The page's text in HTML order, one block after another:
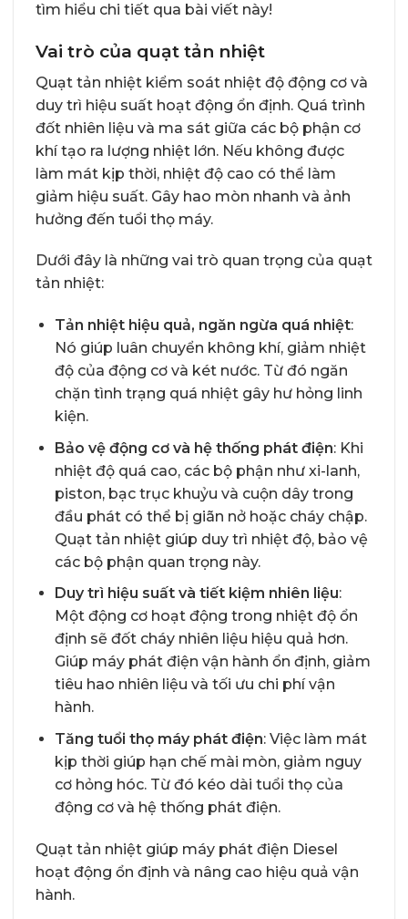
tìm hiểu chi tiết qua bài viết này!
Vai trò của quạt tản nhiệt
Quạt tản nhiệt kiểm soát nhiệt độ động cơ và
duy trì hiệu suất hoạt động ổn định. Quá trình
đốt nhiên liệu và ma sát giữa các bộ phận cơ
khí tạo ra lượng nhiệt lớn. Nếu không được
làm mát kịp thời, nhiệt độ cao có thể làm
giảm hiệu suất. Gây hao mòn nhanh và ảnh
hưởng đến tuổi thọ máy.
Dưới đây là những vai trò quan trọng của quạt
tản nhiệt:
Tản nhiệt hiệu quả, ngăn ngừa quá nhiệt:
Nó giúp luân chuyển không khí, giảm nhiệt
độ của động cơ và két nước. Từ đó ngăn
chặn tình trạng quá nhiệt gây hư hỏng linh
kiện.
Bảo vệ động cơ và hệ thống phát điện: Khi
nhiệt độ quá cao, các bộ phận như xi-lanh,
piston, bạc trục khuỷu và cuộn dây trong
đầu phát có thể bị giãn nở hoặc cháy chập.
Quạt tản nhiệt giúp duy trì nhiệt độ, bảo vệ
các bộ phận quan trọng này.
Duy trì hiệu suất và tiết kiệm nhiên liệu:
Một động cơ hoạt động trong nhiệt độ ổn
định sẽ đốt cháy nhiên liệu hiệu quả hơn.
Giúp máy phát điện vận hành ổn định, giảm
tiêu hao nhiên liệu và tối ưu chi phí vận
hành.
Tăng tuổi thọ máy phát điện: Việc làm mát
kịp thời giúp hạn chế mài mòn, giảm nguy
cơ hỏng hóc. Từ đó kéo dài tuổi thọ của
động cơ và hệ thống phát điện.
Quạt tản nhiệt giúp máy phát điện Diesel
hoạt động ổn định và nâng cao hiệu quả vận
hành.